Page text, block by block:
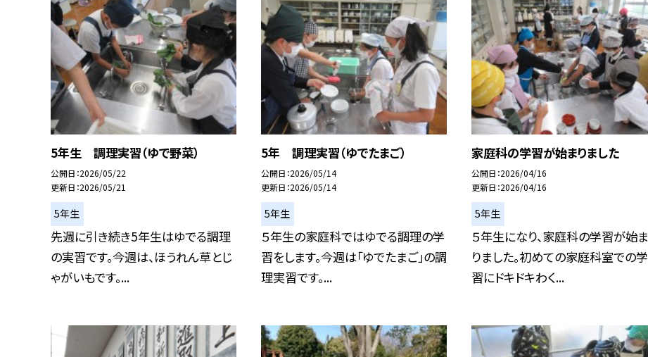
5年生 調理実習（ゆで野菜）
公開日 2026/05/22
更新日 2026/05/21
5年生
先週に引き続き5年生はゆでる調理
の実習です。今週は、ほうれん草とじ
ゃがいもです。...
5年 調理実習（ゆでたまご）
公開日 2026/05/14
更新日 2026/05/14
5年生
５年生の家庭科ではゆでる調理の学
習をします。今週は「ゆでたまご」の調
理実習です。...
家庭科の学習が始まりました
公開日 2026/04/16
更新日 2026/04/16
5年生
５年生になり、家庭科の学習が始ま
りました。初めての家庭科室での学
習にドキドキわく...